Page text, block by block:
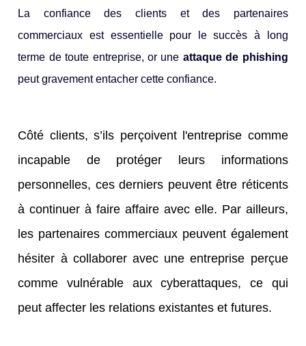
La confiance des clients et des partenaires
commerciaux est essentielle pour le succès à long
terme de toute entreprise, or une attaque de phishing
peut gravement entacher cette confiance.
Côté clients, s’ils perçoivent l'entreprise comme
incapable de protéger leurs informations
personnelles, ces derniers peuvent être réticents
à continuer à faire affaire avec elle. Par ailleurs,
les partenaires commerciaux peuvent également
hésiter à collaborer avec une entreprise perçue
comme vulnérable aux cyberattaques, ce qui
peut affecter les relations existantes et futures.